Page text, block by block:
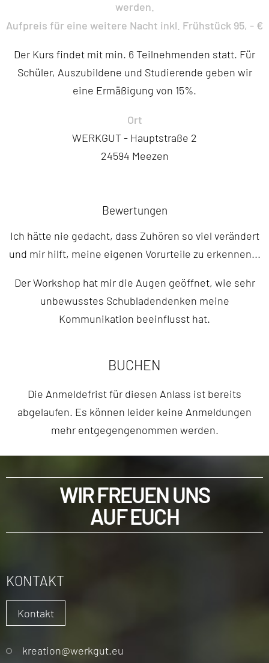
werden.
Aufpreis für eine weitere Nacht inkl. Frühstück 95, - €
Der Kurs findet mit min. 6 Teilnehmenden statt. Für
Schüler, Auszubildene und Studierende geben wir
eine Ermäßigung von 15%.
Ort
WERKGUT - Hauptstraße 2
24594 Meezen
Bewertungen
Ich hätte nie gedacht, dass Zuhören so viel verändert
und mir hilft, meine eigenen Vorurteile zu erkennen...
Der Workshop hat mir die Augen geöffnet, wie sehr
unbewusstes Schubladendenken meine
Kommunikation beeinflusst hat.
BUCHEN
Die Anmeldefrist für diesen Anlass ist bereits
abgelaufen. Es können leider keine Anmeldungen
mehr entgegengenommen werden.
WIR FREUEN UNS
AUF EUCH
KONTAKT
Kontakt
Navigation
überspringen
kreation@werkgut.eu